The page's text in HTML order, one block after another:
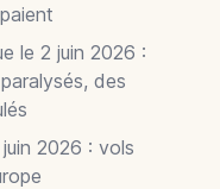
le 2 juin 2026 :
des
2026 : vols